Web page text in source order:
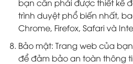
bạn cần phải được thiết kế
trình duyệt phổ biến nhất,
Chrome, Firefox, Safari và
Bảo mật: Trang web của
để đảm bảo an toàn thông